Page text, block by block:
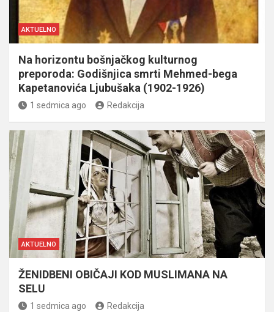
AKTUELNO
Na horizontu bošnjačkog kulturnog
preporoda: Godišnjica smrti Mehmed-bega
Kapetanovića Ljubušaka (1902-1926)
1 sedmica ago Redakcija
AKTUELNO
ŽENIDBENI OBIČAJI KOD MUSLIMANA NA
SELU
1 sedmica ago Redakcija